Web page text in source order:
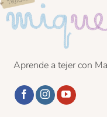
Aprende a tejer con